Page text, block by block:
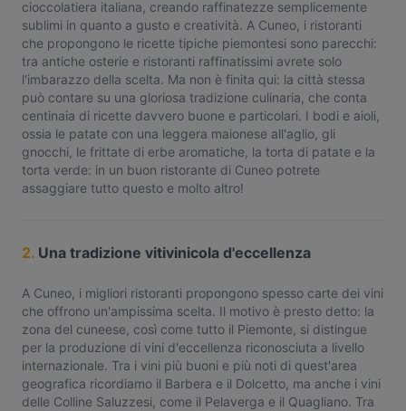
cioccolatiera italiana, creando raffinatezze semplicemente
sublimi in quanto a gusto e creatività. A Cuneo, i ristoranti
che propongono le ricette tipiche piemontesi sono parecchi:
tra antiche osterie e ristoranti raffinatissimi avrete solo
l'imbarazzo della scelta. Ma non è finita qui: la città stessa
può contare su una gloriosa tradizione culinaria, che conta
centinaia di ricette davvero buone e particolari. I bodi e aioli,
ossia le patate con una leggera maionese all'aglio, gli
gnocchi, le frittate di erbe aromatiche, la torta di patate e la
torta verde: in un buon ristorante di Cuneo potrete
assaggiare tutto questo e molto altro!
2. Una tradizione vitivinicola d'eccellenza
A Cuneo, i migliori ristoranti propongono spesso carte dei vini
che offrono un'ampissima scelta. Il motivo è presto detto: la
zona del cuneese, così come tutto il Piemonte, si distingue
per la produzione di vini d'eccellenza riconosciuta a livello
internazionale. Tra i vini più buoni e più noti di quest'area
geografica ricordiamo il Barbera e il Dolcetto, ma anche i vini
delle Colline Saluzzesi, come il Pelaverga e il Quagliano. Tra